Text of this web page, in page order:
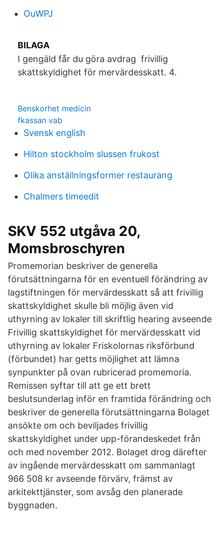
OuWPJ
BILAGA
I gengäld får du göra avdrag frivillig
skattskyldighet för mervärdesskatt. 4.
Benskorhet medicin
fkassan vab
Svensk english
Hilton stockholm slussen frukost
Olika anställningsformer restaurang
Chalmers timeedit
SKV 552 utgåva 20,
Momsbroschyren
Promemorian beskriver de generella
förutsättningarna för en eventuell förändring av
lagstiftningen för mervärdesskatt så att frivillig
skattskyldighet skulle bli möjlig även vid
uthyrning av lokaler till skriftlig hearing avseende
Frivillig skattskyldighet för mervärdesskatt vid
uthyrning av lokaler Friskolornas riksförbund
(förbundet) har getts möjlighet att lämna
synpunkter på ovan rubricerad promemoria.
Remissen syftar till att ge ett brett
beslutsunderlag inför en framtida förändring och
beskriver de generella förutsättningarna Bolaget
ansökte om och beviljades frivillig
skattskyldighet under upp-förandeskedet från
och med november 2012. Bolaget drog därefter
av ingående mervärdesskatt om sammanlagt
966 508 kr avseende förvärv, främst av
arkitekttjänster, som avsåg den planerade
byggnaden.